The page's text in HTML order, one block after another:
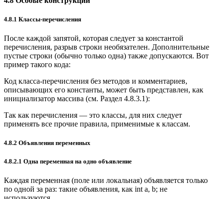
4.8.1 Классы-перечисления
После каждой запятой, которая следует за константой
перечисления, разрыв строки необязателен. Дополнительные
пустые строки (обычно только одна) также допускаются. Вот
пример такого кода:
Код класса-перечисления без методов и комментариев,
описывающих его константы, может быть представлен, как
инициализатор массива (см. Раздел 4.8.3.1):
Так как перечисления — это классы, для них следует
применять все прочие правила, применимые к классам.
4.8.2 Объявления переменных
4.8.2.1 Одна переменная на одно объявление
Каждая переменная (поле или локальная) объявляется только
по одной за раз: такие объявления, как int a, b; не